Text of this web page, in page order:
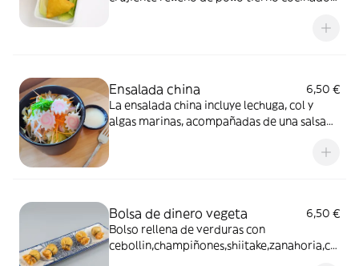
Ensalada china
6,50 €
La ensalada china incluye lechuga, col y
algas marinas, acompañadas de una salsa
Bolsa de dinero vegeta
6,50 €
Bolso rellena de verduras con
cebollin,champiñones,shiitake,zanahoria,ce